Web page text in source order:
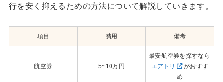
行を安く抑えるための方法について解説していきます。
項目 費用 備考
航空券 5~10万円
最安航空券を探すなら
エアトリ
がおすす
め